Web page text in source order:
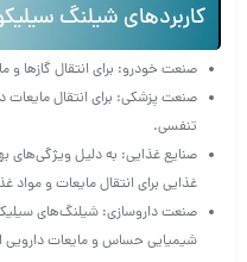
کاربردهای شیلنگ سیلیکونی 50
صنعت خودرو: برای انتقال گازها
صنعت پزشکی: برای انتقال
تنفسی.
صنایع غذایی: به دلیل ویژگی‌های
غذایی برای انتقال مایعات و مواد
صنعت داروسازی: شیلنگ‌های
شیمیایی حساس و مایعات دارویی